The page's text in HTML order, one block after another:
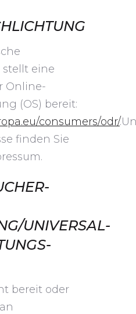
stellt eine
Online-
(OS) bereit:
consumers/odr/
finden Sie
UNIVERSAL­
bereit oder